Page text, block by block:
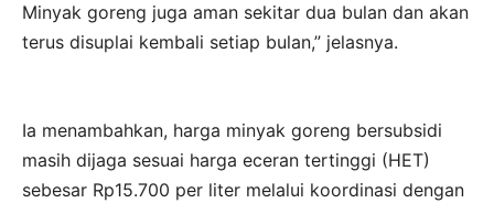
Minyak goreng juga aman sekitar dua bulan dan akan
terus disuplai kembali setiap bulan,” jelasnya.
Ia menambahkan, harga minyak goreng bersubsidi
masih dijaga sesuai harga eceran tertinggi (HET)
sebesar Rp15.700 per liter melalui koordinasi dengan